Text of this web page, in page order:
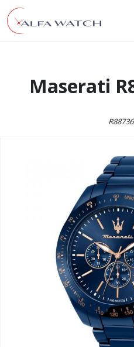
Przejdź do treści
Main Navigation
Maserati